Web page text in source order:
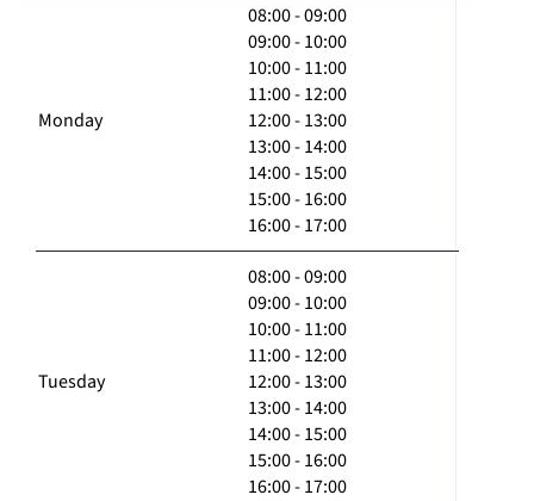
Monday
08:00 - 09:00
09:00 - 10:00
10:00 - 11:00
11:00 - 12:00
12:00 - 13:00
13:00 - 14:00
14:00 - 15:00
15:00 - 16:00
16:00 - 17:00
Tuesday
08:00 - 09:00
09:00 - 10:00
10:00 - 11:00
11:00 - 12:00
12:00 - 13:00
13:00 - 14:00
14:00 - 15:00
15:00 - 16:00
16:00 - 17:00